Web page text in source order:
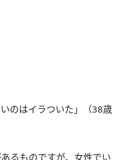
のはイラついた」（38歳
るものですが、女性でい